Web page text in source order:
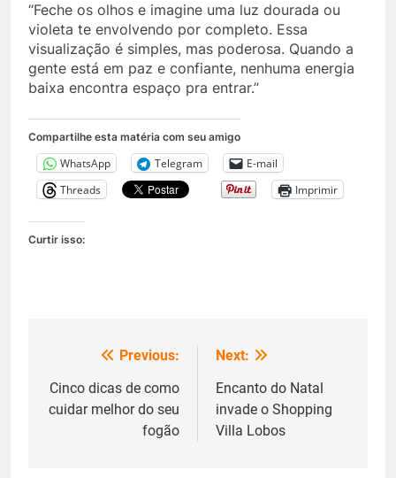
“Feche os olhos e imagine uma luz dourada ou
violeta te envolvendo por completo. Essa
visualização é simples, mas poderosa. Quando a
gente está em paz e confiante, nenhuma energia
baixa encontra espaço pra entrar.”
Compartilhe esta matéria com seu amigo
WhatsApp Telegram
E-mail
Threads
Imprimir
Curtir isso:
Navegação
de
Previous:
Cinco dicas de como
cuidar melhor do seu
fogão
Next:
Encanto do Natal
invade o Shopping
Villa Lobos